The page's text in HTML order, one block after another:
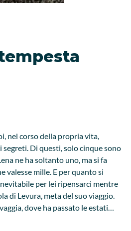
nel corso della propria vita,
Di questi, solo cinque sono
ne ha soltanto uno, ma si fa
valesse mille. E per quanto si
per lei ripensarci mentre
di Levura, meta del suo viaggio.
dove ha passato le estati